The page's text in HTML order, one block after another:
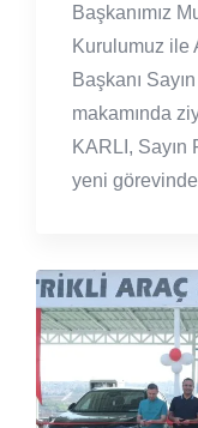
Başkanımız
Kurulumuz ile
Başkanı
makamında
KARLI, Sayın
yeni görevinde